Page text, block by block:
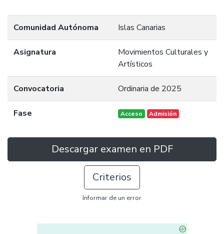
Comunidad Autónoma Islas Canarias
Asignatura
Movimientos Culturales y
Artísticos
Convocatoria Ordinaria de 2025
Fase Acceso Admisión
Descargar examen en PDF
Criterios
Informar de un error